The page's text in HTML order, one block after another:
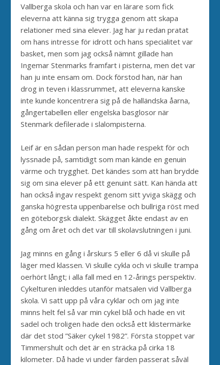
Vallberga skola och han var en lärare som fick
eleverna att känna sig trygga genom att skapa
relationer med sina elever. Jag har ju redan pratat
om hans intresse för idrott och hans specialitet var
basket, men som jag också nämnt gillade han
Ingemar Stenmarks framfart i pisterna, men det var
han ju inte ensam om. Dock förstod han, när han
drog in teven i klassrummet, att eleverna kanske
inte kunde koncentrera sig på de halländska åarna,
gångertabellen eller engelska basglosor när
Stenmark defilerade i slalompisterna.
Leif är en sådan person man hade respekt för och
lyssnade på, samtidigt som man kände en genuin
värme och trygghet. Det kändes som att han brydde
sig om sina elever på ett genuint sätt. Kan hända att
han också ingav respekt genom sitt yviga skägg och
ganska högresta uppenbarelse och bullriga röst med
en göteborgsk dialekt. Skägget åkte endast av en
gång om året och det var till skolavslutningen i juni.
Jag minns en gång i årskurs 5 eller 6 då vi skulle på
läger med klassen. Vi skulle cykla och vi skulle trampa
oerhört långt; i alla fall med en 12-årings perspektiv.
Cykelturen inleddes utanför matsalen vid Vallberga
skola. Vi satt upp på våra cyklar och om jag inte
minns helt fel så var min cykel blå och hade en vit
sadel och troligen hade den också ett klistermärke
där det stod ”Säker cykel 1982”. Första stoppet var
Timmershult och det är en sträcka på cirka 18
kilometer. Då hade vi under färden passerat såväl